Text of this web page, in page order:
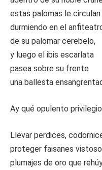
estas palomas le circulan
durmiendo en el
de su palomar cerebelo,
y luego el ibis escarlata
pasea sobre su frente
una ballesta
Ay qué opulento
Llevar perdices,
proteger faisanes
plumajes de oro que